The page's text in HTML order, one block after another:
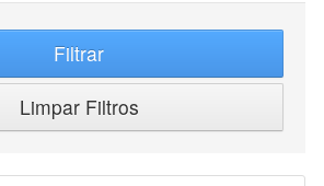
Filtrar
Limpar Filtros